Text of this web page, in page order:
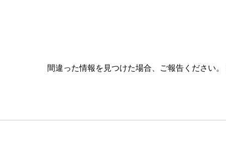
間違った情報を見つけた場合、ご報告ください。